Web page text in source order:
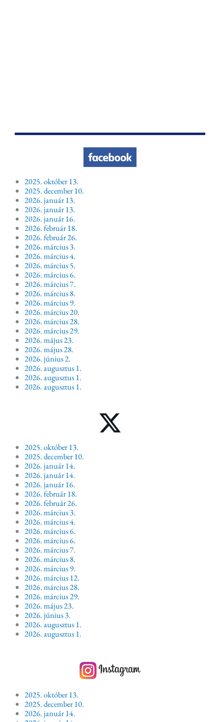
2025. október 13.
2025. december 10.
2026. január 13.
2026. január 13.
2026. január 16.
2026. február 18.
2026. február 26.
2026. március 3.
2026. március 4.
2026. március 5.
2026. március 6.
2026. március 7.
2026. március 8.
2026. március 9.
2026. március 20.
2026. március 28.
2026. március 29.
2026. május 23.
2026. május 28.
2026. június 2.
2026. augusztus 1.
2026. augusztus 1.
2026. augusztus 1.
2025. október 13.
2025. december 10.
2026. január 14.
2026. január 14.
2026. január 16.
2026. február 18.
2026. február 26.
2026. március 3.
2026. március 4.
2026. március 6.
2026. március 6.
2026. március 7.
2026. március 8.
2026. március 9.
2026. március 12.
2026. március 28.
2026. március 29.
2026. május 23.
2026. június 3.
2026. augusztus 1.
2026. augusztus 1.
2025. október 13.
2025. december 10.
2026. január 14.